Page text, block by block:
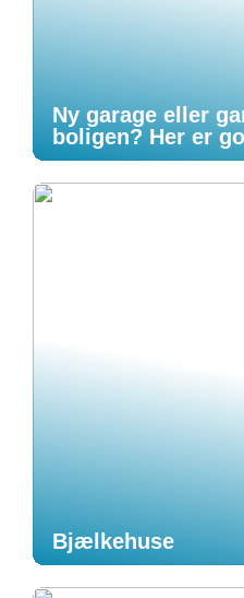
Ny garage eller
boligen? Her er
Bjælkehuse